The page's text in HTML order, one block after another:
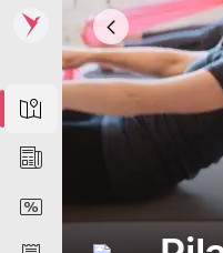
Map
News
DiscountCard